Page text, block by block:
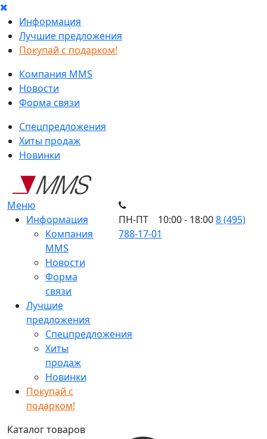
Информация
Лучшие предложения
Покупай с подарком!
Компания MMS
Новости
Форма связи
Спецпредложения
Хиты продаж
Новинки
Меню
Информация
Компания
MMS
Новости
Форма
связи
Лучшие
предложения
Спецпредложения
Хиты
продаж
Новинки
Покупай с
подарком!
ПН-ПТ 10:00 - 18:008 (495)
788-17-01
Каталог товаров